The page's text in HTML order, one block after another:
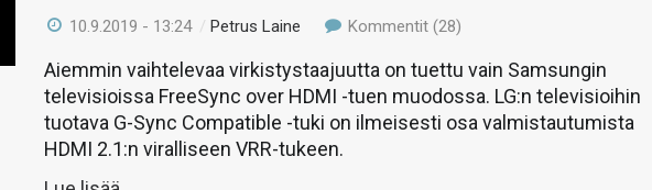
10.9.2019 - 13:24 /Petrus Laine Kommentit (28)
Aiemmin vaihtelevaa virkistystaajuutta on tuettu vain Samsungin
televisioissa FreeSync over HDMI -tuen muodossa. LG:n televisioihin
tuotava G-Sync Compatible -tuki on ilmeisesti osa valmistautumista
HDMI 2.1:n viralliseen VRR-tukeen.